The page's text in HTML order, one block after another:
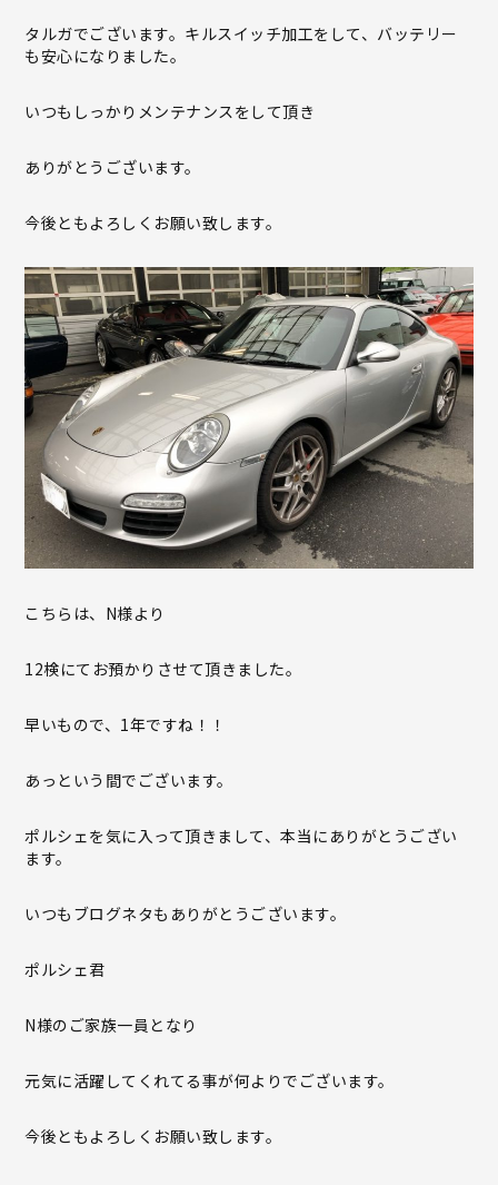
タルガでございます。キルスイッチ加工をして、バッテリー
も安心になりました。
いつもしっかりメンテナンスをして頂き
ありがとうございます。
今後ともよろしくお願い致します。
こちらは、N様より
12検にてお預かりさせて頂きました。
早いもので、1年ですね！！
あっという間でございます。
ポルシェを気に入って頂きまして、本当にありがとうござい
ます。
いつもブログネタもありがとうございます。
ポルシェ君
N様のご家族一員となり
元気に活躍してくれてる事が何よりでございます。
今後ともよろしくお願い致します。